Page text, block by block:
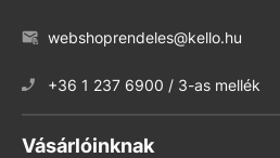
webshoprendeles@kello.hu
+36 1 237 6900 / 3-as mellék
Vásárlóinknak